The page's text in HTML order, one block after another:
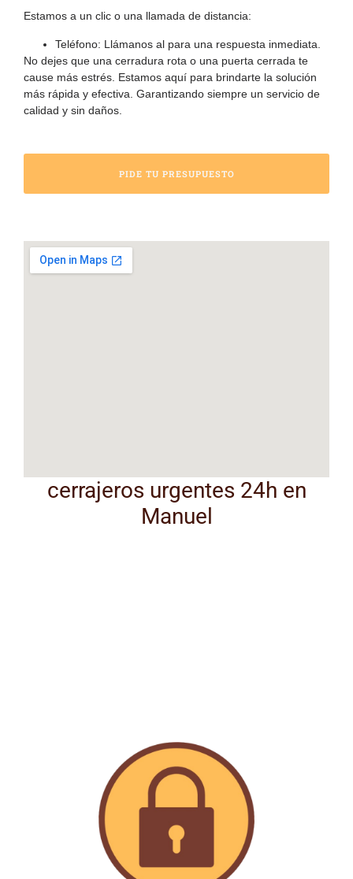
Estamos a un clic o una llamada de distancia:
Teléfono: Llámanos al para una respuesta inmediata.
No dejes que una cerradura rota o una puerta cerrada te
cause más estrés. Estamos aquí para brindarte la solución
más rápida y efectiva. Garantizando siempre un servicio de
calidad y sin daños.
PIDE TU PRESUPUESTO
cerrajeros urgentes 24h en
Manuel